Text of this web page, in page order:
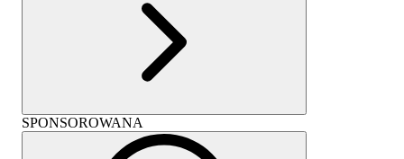
SPONSOROWANA